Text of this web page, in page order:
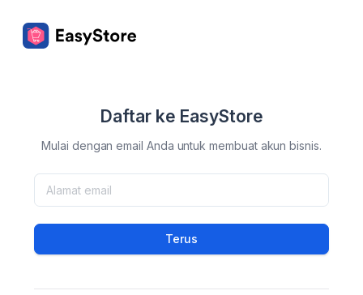
Daftar ke EasyStore
Mulai dengan email Anda untuk membuat akun bisnis.
Terus